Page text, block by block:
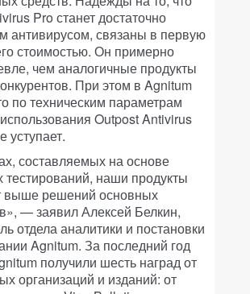
Pro станет достаточно
антивирусом, связаны в первую
стоимостью. Он примерно
чем аналогичные продукты
При этом в Agnitum
по техническим параметрам
Outpost Antivirus
уступает.
составляемых на основе
тестирований, наши продукты
выше решений основных
— заявил Алексей Белкин,
отдела аналитики и постановки
Agnitum. За последний год
получили шесть наград от
организаций и изданий: от